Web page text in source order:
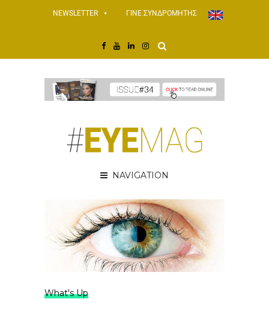
NEWSLETTER ΓΙΝΕ ΣΥΝΔΡΟΜΗΤΗΣ
NAVIGATION
What's Up